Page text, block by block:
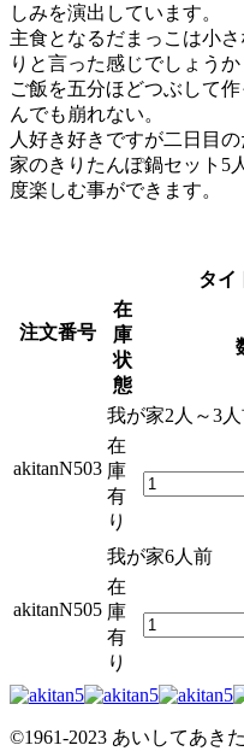
しみを演出しています。
主食となるだまっこは小
りと言った感じでしょうか
ご飯を五分ほどつぶして
んでも崩れない。
人好き好きですが二日目
家のきりたんぽ鍋セット5
度楽しむ事ができます。
注文番号
タイ
在
庫
状
態
akitanN503
我が家2人～3
在
庫
有
り
akitanN505
我が家6人前
在
庫
有
り
©1961-2023 あいしてあきた